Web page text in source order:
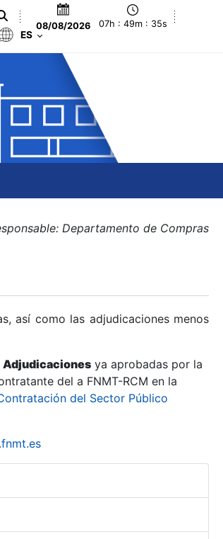
08/08/2026 07h : 49m : 35s
ES
Departamento de Compras
así como las adjudicaciones menos
Adjudicaciones ya aprobadas por la
del a FNMT-RCM en la
del Sector Público